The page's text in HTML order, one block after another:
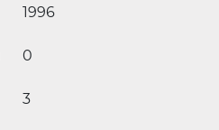
1996
0
3